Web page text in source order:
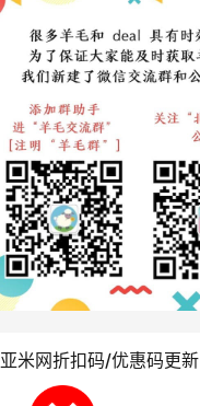
亚米网折扣码/优惠码更新